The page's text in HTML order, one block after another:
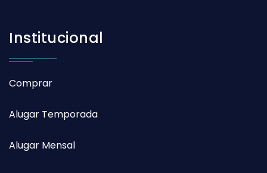
Institucional
Comprar
Alugar Temporada
Alugar Mensal